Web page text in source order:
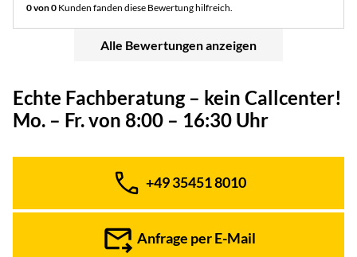
0 von 0 Kunden fanden diese Bewertung hilfreich.
Alle Bewertungen anzeigen
Echte Fachberatung – kein Callcenter!
Mo. – Fr. von 8:00 – 16:30 Uhr
Telefon:
+49 35451 8010
Anfrage per E-Mail